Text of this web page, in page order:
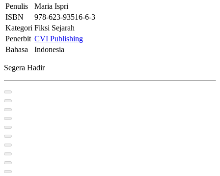
Penulis
Maria Ispri
ISBN
978-623-93516-6-3
Kategori Fiksi Sejarah
Penerbit CVI Publishing
Bahasa
Indonesia
Segera Hadir